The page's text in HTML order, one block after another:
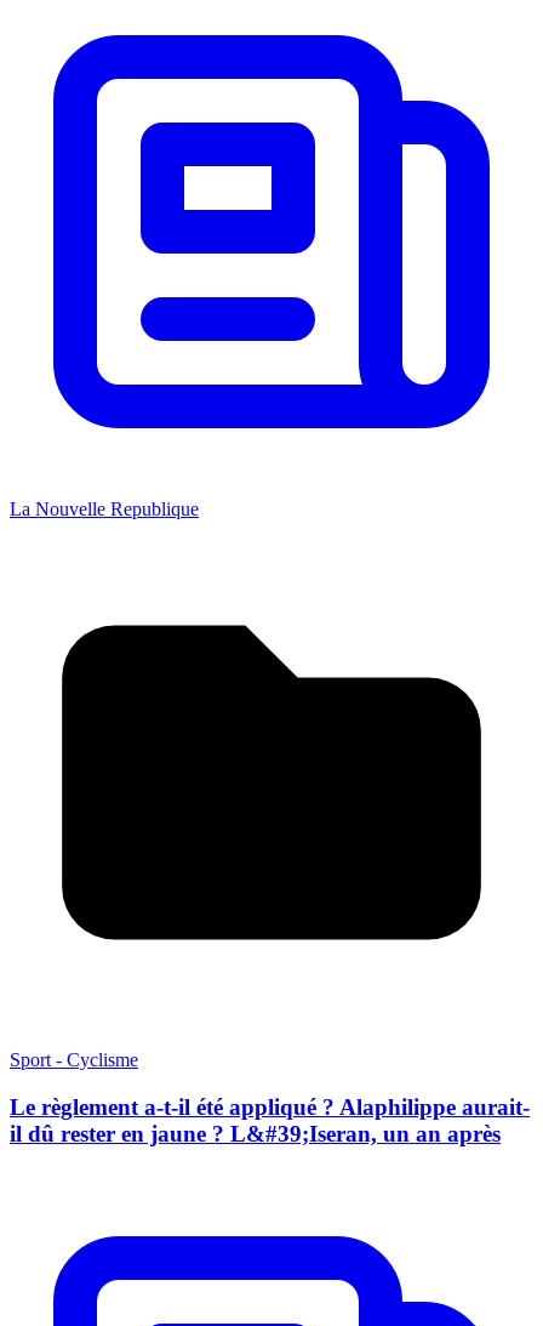
La Nouvelle Republique
Sport - Cyclisme
Le règlement a-t-il été appliqué ? Alaphilippe aurait-
il dû rester en jaune ? L&#39;Iseran, un an après